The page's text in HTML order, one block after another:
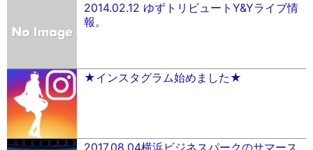
2014.02.12 ゆずトリビュートY&Yライブ情
報。
★インスタグラム始めました★
2017.08.04横浜ビジネスパークのサマース